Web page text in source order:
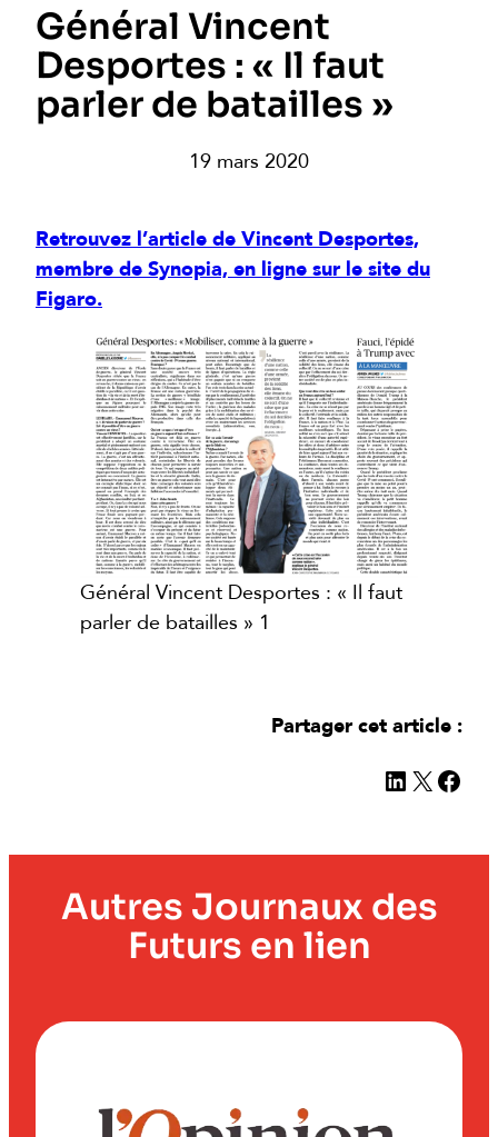
Général Vincent
Desportes : « Il faut
parler de batailles »
19 mars 2020
Retrouvez l’article de Vincent Desportes,
membre de Synopia, en ligne sur le site du
Figaro.
Général Vincent Desportes : « Il faut
parler de batailles » 1
Partager cet article :
LinkedIn
X
Autres Journaux des
Futurs en lien